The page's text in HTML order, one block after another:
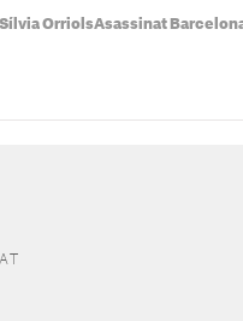
OrriolsAsassinat